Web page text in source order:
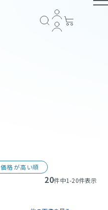
価格が高い順
20件中1-20件表示